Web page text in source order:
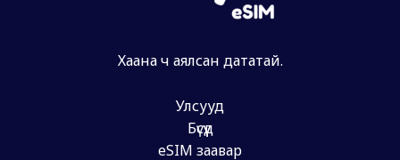
Хаана ч аялсан дататай.
Улсууд
Бүсүүд
eSIM заавар